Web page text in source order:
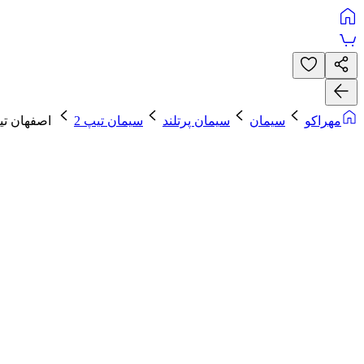
مهراکو سیمان سیمان پرتلند سیمان تیپ 2 اصفهان تیپ 2-